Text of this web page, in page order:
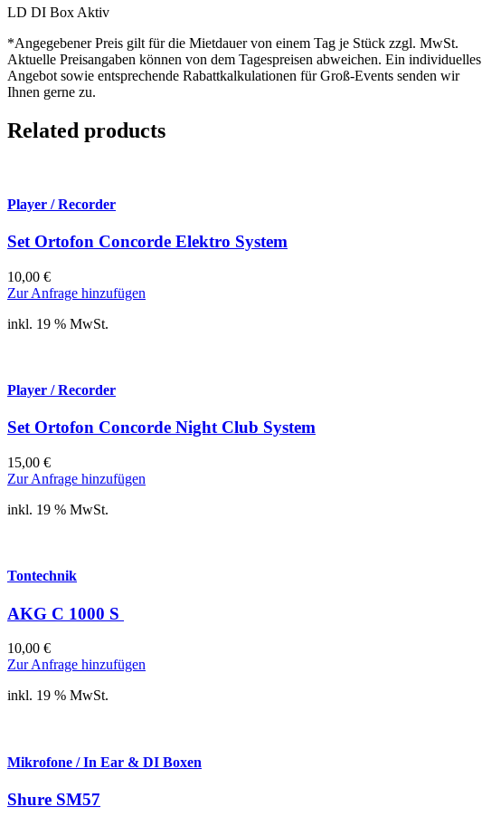
LD DI Box Aktiv
*Angegebener Preis gilt für die Mietdauer von einem Tag je Stück zzgl. MwSt.
Aktuelle Preisangaben können von dem Tagespreisen abweichen. Ein individuelles
Angebot sowie entsprechende Rabattkalkulationen für Groß-Events senden wir
Ihnen gerne zu.
Related products
Player / Recorder
Set Ortofon Concorde Elektro System
10,00 €
Zur Anfrage hinzufügen
inkl. 19 % MwSt.
Player / Recorder
Set Ortofon Concorde Night Club System
15,00 €
Zur Anfrage hinzufügen
inkl. 19 % MwSt.
Tontechnik
AKG C 1000 S
10,00 €
Zur Anfrage hinzufügen
inkl. 19 % MwSt.
Mikrofone / In Ear & DI Boxen
Shure SM57